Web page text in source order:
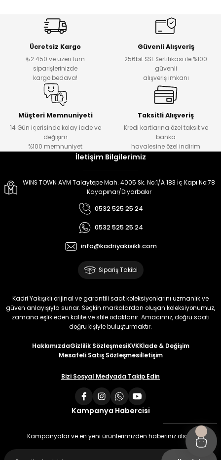
Ücretsiz Kargo
₺2.450 ve üzeri tüm
siparişlerinizde
kargo bedava!
Güvenli Alışveriş
256bit SSL Sertifikası ile %100
güvenli
alışveriş imkanı
Müşteri Memnuniyeti
14 Gün içerisinde kolay iade ve
değişim
%100 memnuniyet
Taksitli Alışveriş
Kredi kartlarına özel taksit ve
banka
havalesine özel indirim
İletişim Bilgilerimiz
WINS TOWN AVM Talaytepe Mah. 4005 Sk. No:1/A 183 İç Kapı No:78
Kayapınar/Diyarbakır
0532 525 25 24
0532 525 25 24
info@kadriyakisikli.com
Sipariş Takibi
Kadri Yakışıklı orijinal ve garantili saat koleksiyonlarını uzmanlık ve
güven anlayışıyla sunar. Seçkin markalardan oluşan koleksiyonumuz,
zamana eşlik eden kalite ve stile odaklanır. Amacımız, doğru saati
doğru kişiyle buluşturmaktır.
HakkımızdaGizlilik SözleşmesiKVKKİade & Değişim
Mesafeli Satış Sözleşmesiİletişim
Bizi Sosyal Medyada Takip Edin
Kampanya Habercisi
Kampanyalar ve en yeni ürünlerimizden haberiniz olsun